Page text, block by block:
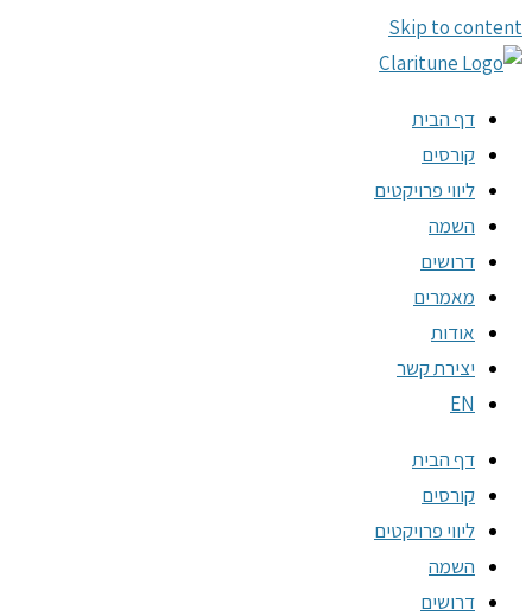
Skip to content
דף הבית
קורסים
ליווי פרויקטים
השמה
דרושים
מאמרים
אודות
יצירת קשר
EN
דף הבית
קורסים
ליווי פרויקטים
השמה
דרושים